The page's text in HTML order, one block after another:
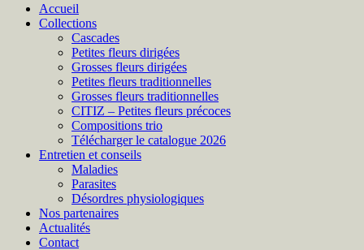
Accueil
Collections
Cascades
Petites fleurs dirigées
Grosses fleurs dirigées
Petites fleurs traditionnelles
Grosses fleurs traditionnelles
CITIZ – Petites fleurs précoces
Compositions trio
Télécharger le catalogue 2026
Entretien et conseils
Maladies
Parasites
Désordres physiologiques
Nos partenaires
Actualités
Contact